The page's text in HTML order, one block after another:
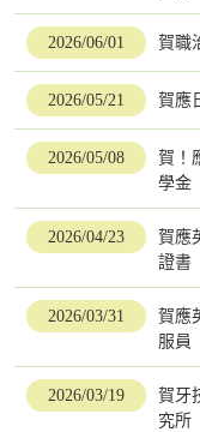
2026/06/01 賀職
2026/05/21 賀應
2026/05/08
賀！
學金
2026/04/23
賀應
證書
2026/03/31
賀應
服員
2026/03/19
賀牙
究所